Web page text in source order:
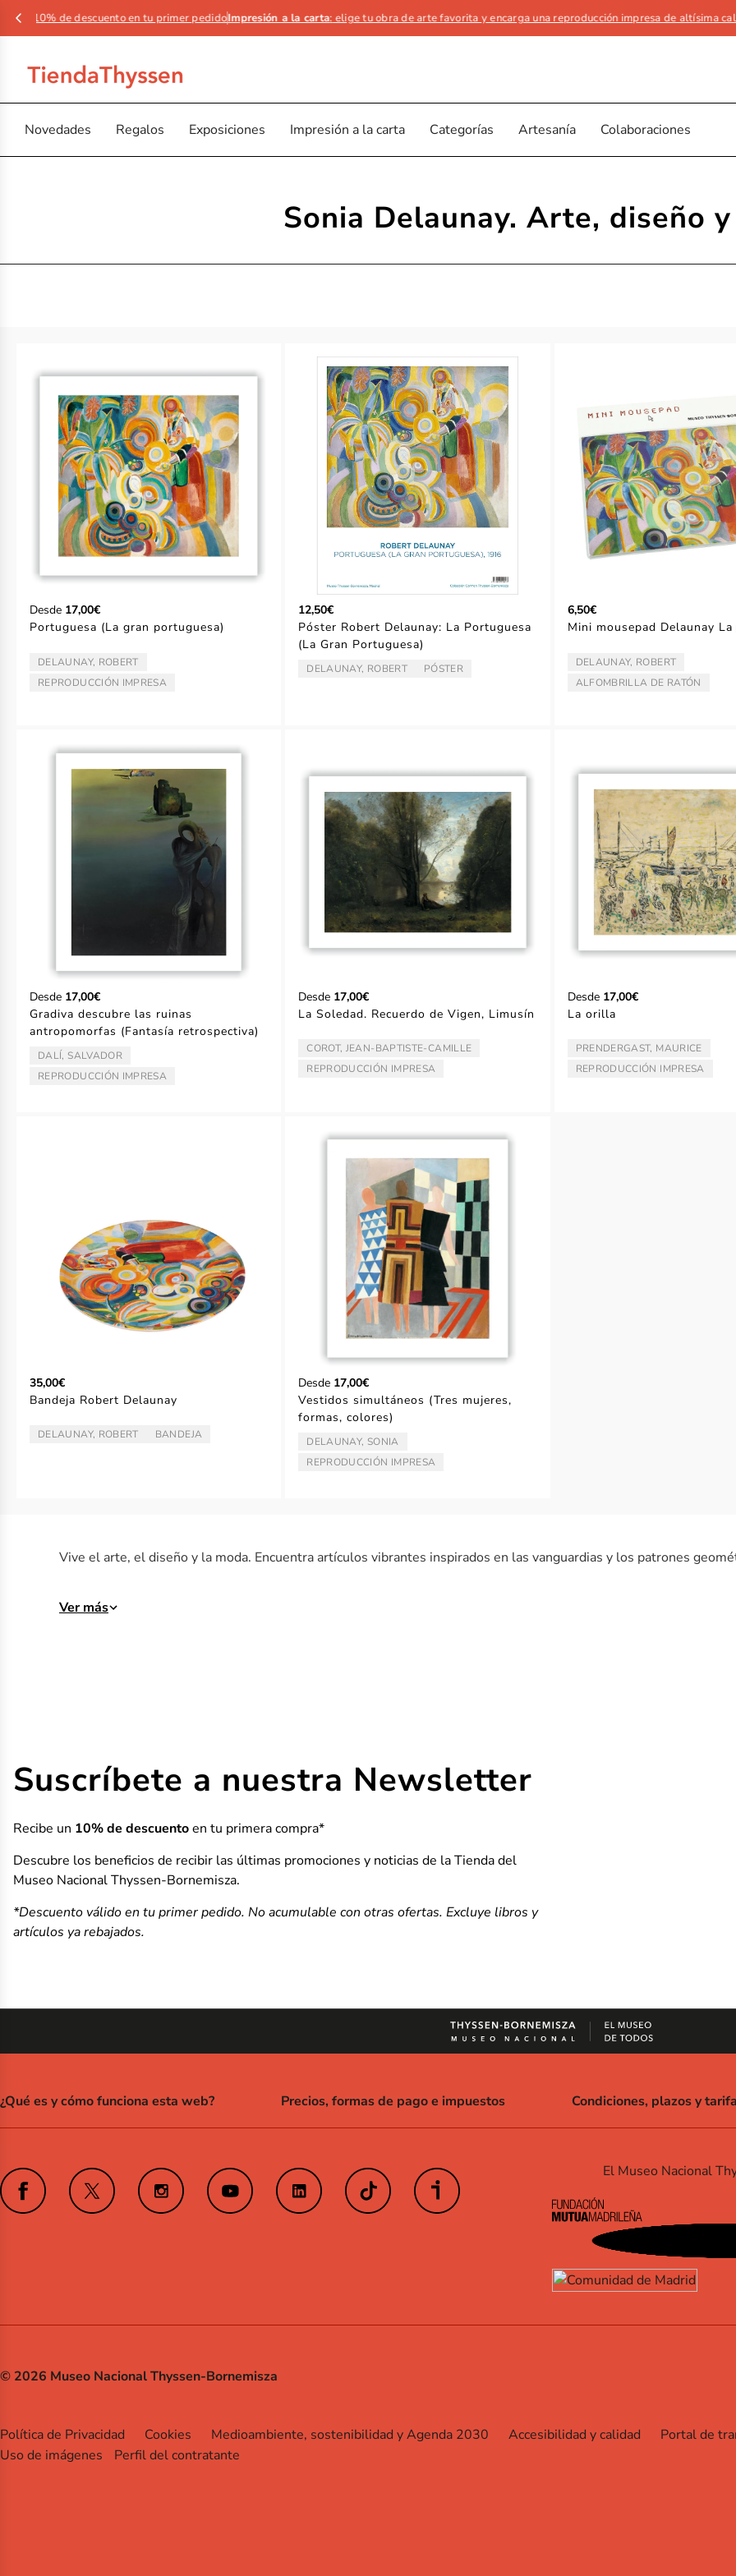
de descuento en tu primer pedidoImpresión a la carta: elige tu obra de arte favorita y encarga una reproducción impresa de altísima calidad
Novedades Regalos Exposiciones Impresión a la carta Categorías Artesanía Colaboraciones
Sonia Delaunay. Arte, diseño
Desde 17,00€
Portuguesa (La gran portuguesa)
ARTISTA/AUTOR:
DELAUNAY, ROBERT
TIPO:
REPRODUCCIÓN IMPRESA
12,50€
Póster Robert Delaunay: La Portuguesa
(La Gran Portuguesa)
ARTISTA/AUTOR:
DELAUNAY, ROBERT TIPO:
PÓSTER
6,50€
Mini mousepad Delaunay
ARTISTA/AUTOR:
DELAUNAY, ROBERT
TIPO:
ALFOMBRILLA DE RATÓN
Desde 17,00€
Gradiva descubre las ruinas
antropomorfas (Fantasía retrospectiva)
ARTISTA/AUTOR:
DALÍ, SALVADOR
TIPO:
REPRODUCCIÓN IMPRESA
Desde 17,00€
La Soledad. Recuerdo de Vigen, Limusín
ARTISTA/AUTOR:
COROT, JEAN-BAPTISTE-CAMILLE
TIPO:
REPRODUCCIÓN IMPRESA
Desde 17,00€
La orilla
ARTISTA/AUTOR:
PRENDERGAST, MAURICE
TIPO:
REPRODUCCIÓN IMPRESA
35,00€
Bandeja Robert Delaunay
ARTISTA/AUTOR:
DELAUNAY, ROBERT TIPO:
BANDEJA
Desde 17,00€
Vestidos simultáneos (Tres mujeres,
formas, colores)
ARTISTA/AUTOR:
DELAUNAY, SONIA
TIPO:
REPRODUCCIÓN IMPRESA
Vive el arte, el diseño y la moda. Encuentra artículos vibrantes inspirados en las vanguardias y los patrones
Ver más
Suscríbete a nuestra Newsletter
Recibe un 10% de descuentoen tu primera compra*
Descubre los beneficios de recibir las últimas promociones y noticias de la Tienda del
Museo Nacional Thyssen-Bornemisza.
*Descuento válido en tu primer pedido. No acumulable con otras ofertas. Excluye libros y
artículos ya rebajados.
¿Qué es y cómo funciona esta web? Precios, formas de pago e impuestos Condiciones, plazos y
El Museo Nacional
© 2026 Museo Nacional Thyssen-Bornemisza
Política de Privacidad Cookies Medioambiente, sostenibilidad y Agenda 2030 Accesibilidad y calidad Portal de
Uso de imágenes
Perfil del contratante